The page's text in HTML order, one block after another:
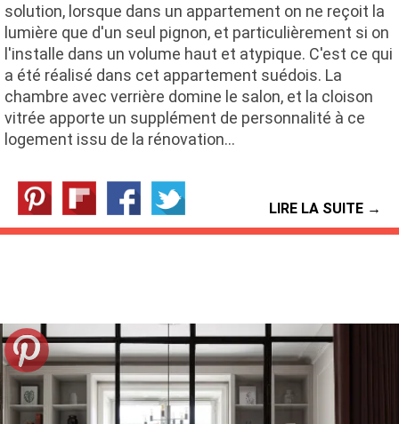
solution, lorsque dans un appartement on ne reçoit la
lumière que d'un seul pignon, et particulièrement si on
l'installe dans un volume haut et atypique. C'est ce qui
a été réalisé dans cet appartement suédois. La
chambre avec verrière domine le salon, et la cloison
vitrée apporte un supplément de personnalité à ce
logement issu de la rénovation…
LIRE LA SUITE →